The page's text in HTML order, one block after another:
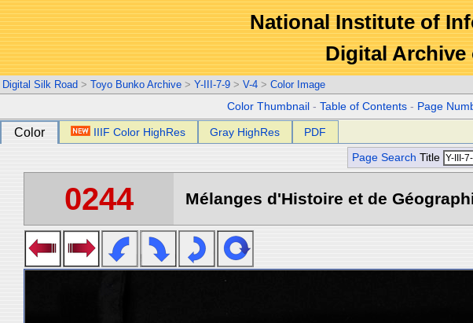
National Institute of
Digital Archive
Digital Silk Road > Toyo Bunko Archive > Y-III-7-9 > V-4 > Color Image
Color Thumbnail -Table of Contents - Page
Color IIIF Color HighRes Gray HighRes PDF
Page Search Title
0244 Mélanges d'Histoire et de